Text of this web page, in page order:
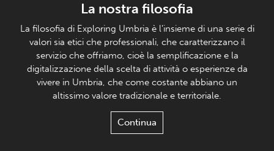
La nostra filosofia
La filosofia di Exploring Umbria è l’insieme di una serie di
valori sia etici che professionali, che caratterizzano il
servizio che offriamo, cioè la semplificazione e la
digitalizzazione della scelta di attività o esperienze da
vivere in Umbria, che come costante abbiano un
altissimo valore tradizionale e territoriale.
Continua